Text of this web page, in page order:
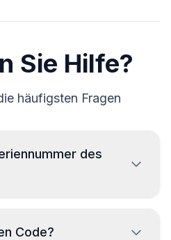
Sie Hilfe?
häufigsten Fragen
des
um den Code vom Etikett
Code?